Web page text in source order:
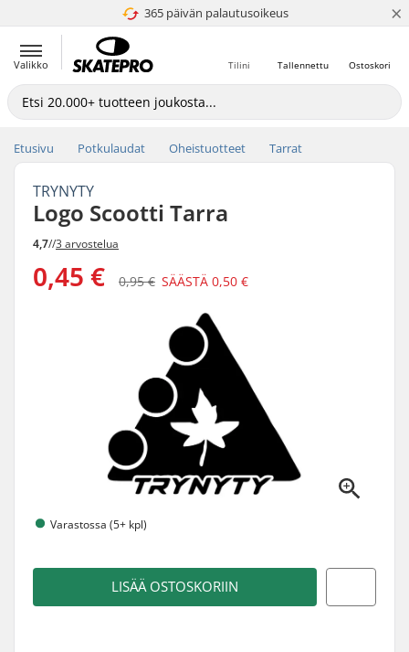
365 päivän palautusoikeus
4.8 / 5 ×
Valikko Ostoskori
Tallennettu
Tilini
Etusivu Potkulaudat Oheistuotteet Tarrat
TRYNYTY
Logo Scootti Tarra
4,7//3 arvostelua
0,45 € 0,95 € SÄÄSTÄ 0,50 €
Varastossa (5+ kpl)
LISÄÄ OSTOSKORIIN